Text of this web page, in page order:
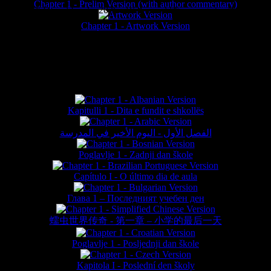
Chapter 1 - Prelim Version (with author commentary)
Chapter 1 - Artwork Version
Kapitulli 1 - Dita e fundit e shkollës
الفصل الأول - اليوم الأخير في المدرسة
Poglavlje 1 - Zadnji dan škole
Capítulo I - O último dia de aula
Глава 1 – Последният учебен ден
蠕虫世界传奇 - 第一章 – 小学的最后一天
Poglavlje 1 - Posljednji dan škole
Kapitola I - Poslední den školy
website © Daniel Lieske 2026 - Wormworld® is a registered